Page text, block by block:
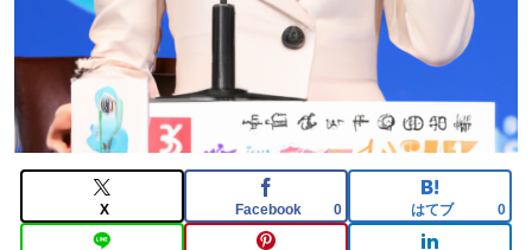
X Facebook 0 はてブ 0